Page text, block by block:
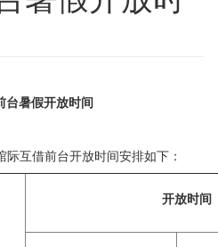
台暑假开放时间
互借前台开放时间安排如下：
开放时间